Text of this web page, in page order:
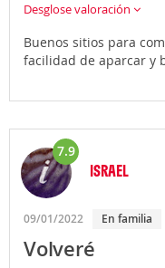
Desglose valoración
Buenos sitios para
facilidad de aparcar y
7.9
ISRAEL
09/01/2022 En familia
Volveré